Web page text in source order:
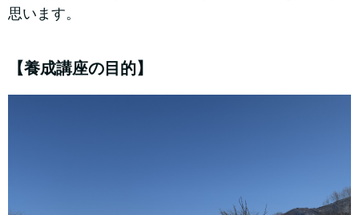
思います。
【養成講座の目的】